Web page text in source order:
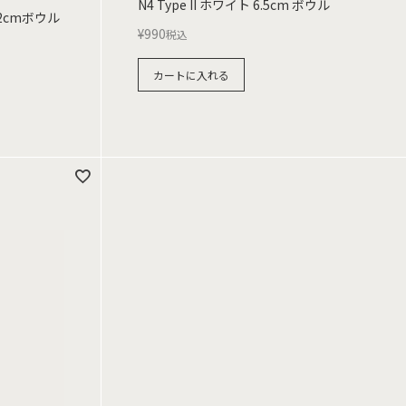
ボウル
N4 Type II ホワイト 6.5cm ボウル
¥990税込
カートに入れる